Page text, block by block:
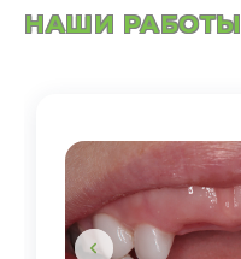
НАШИ РАБОТЫ